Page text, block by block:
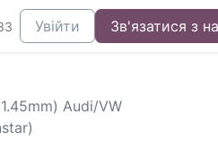
Увійти Зв'язатися з
Audi/VW